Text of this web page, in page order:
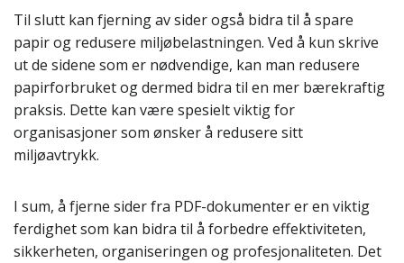
Til slutt kan fjerning av sider også bidra til å spare
papir og redusere miljøbelastningen. Ved å kun skrive
ut de sidene som er nødvendige, kan man redusere
papirforbruket og dermed bidra til en mer bærekraftig
praksis. Dette kan være spesielt viktig for
organisasjoner som ønsker å redusere sitt
miljøavtrykk.
I sum, å fjerne sider fra PDF-dokumenter er en viktig
ferdighet som kan bidra til å forbedre effektiviteten,
sikkerheten, organiseringen og profesjonaliteten. Det